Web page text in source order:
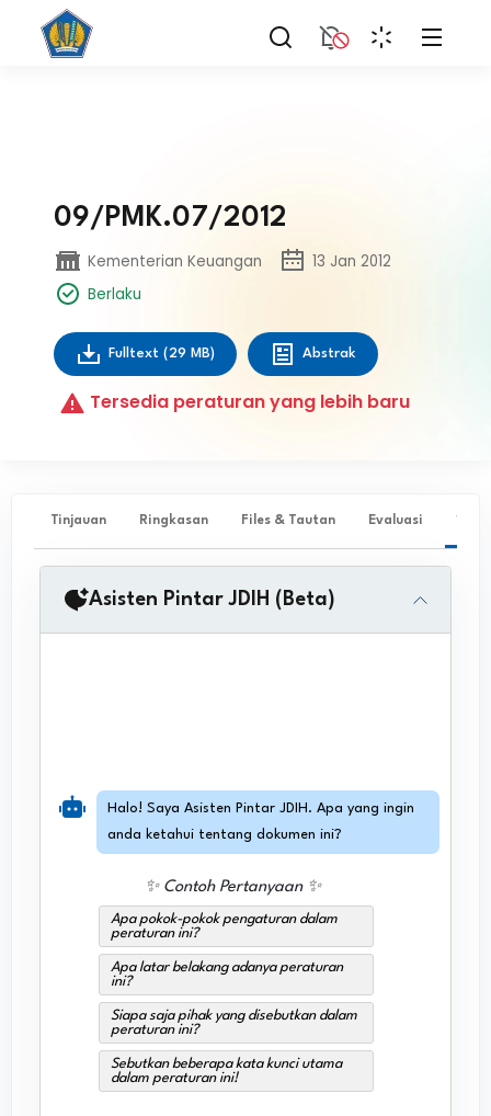
09/PMK.07/2012
Kementerian Keuangan
13 Jan 2012
Berlaku
Fulltext (29 MB) Abstrak
Tersedia peraturan yang lebih baru
Tinjauan Ringkasan Files & Tautan Evaluasi ✨
Asisten Pintar JDIH (Beta)
✨ Contoh Pertanyaan ✨
Apa pokok-pokok pengaturan dalam
peraturan ini?
Apa latar belakang adanya peraturan
ini?
Siapa saja pihak yang disebutkan dalam
peraturan ini?
Sebutkan beberapa kata kunci utama
dalam peraturan ini!
Halo! Saya Asisten Pintar JDIH. Apa yang ingin
anda ketahui tentang dokumen ini?